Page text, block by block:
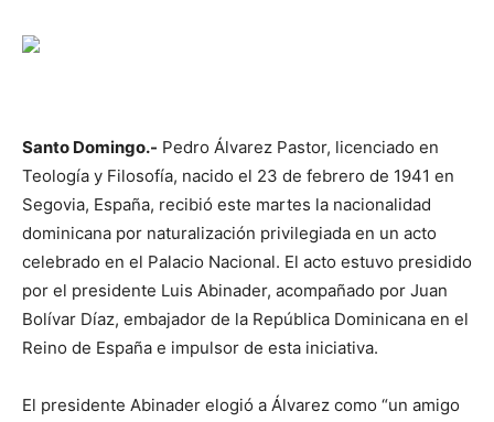
Santo Domingo.- Pedro Álvarez Pastor, licenciado en
Teología y Filosofía, nacido el 23 de febrero de 1941 en
Segovia, España, recibió este martes la nacionalidad
dominicana por naturalización privilegiada en un acto
celebrado en el Palacio Nacional. El acto estuvo presidido
por el presidente Luis Abinader, acompañado por Juan
Bolívar Díaz, embajador de la República Dominicana en el
Reino de España e impulsor de esta iniciativa.
El presidente Abinader elogió a Álvarez como “un amigo